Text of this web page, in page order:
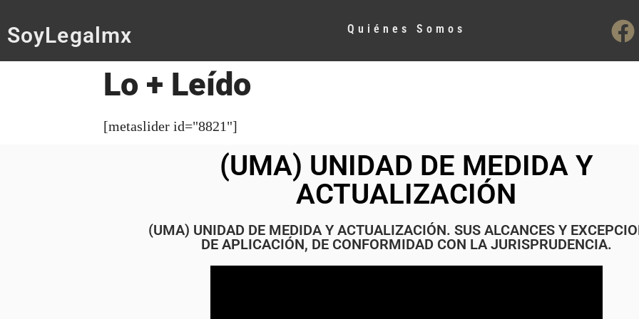
SoyLegalmx Quiénes Somos
Lo + Leído
[metaslider id="8821"]
(UMA) UNIDAD DE MEDIDA Y
ACTUALIZACIÓN
(UMA) UNIDAD DE MEDIDA Y ACTUALIZACIÓN. SUS ALCANCES Y
DE APLICACIÓN, DE CONFORMIDAD CON LA JURISPRUDENCIA.